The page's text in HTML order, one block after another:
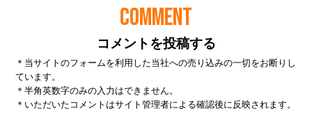
COMMENT
コメントを投稿する
＊当サイトのフォームを利用した当社への売り込みの一切をお断りし
ています。
＊半角英数字のみの入力はできません。
＊いただいたコメントはサイト管理者による確認後に反映されます。